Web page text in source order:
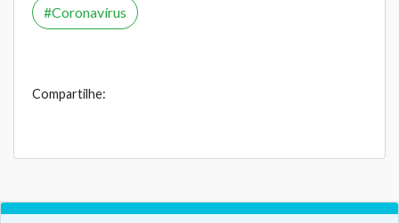
Coronavírus
Compartilhe: